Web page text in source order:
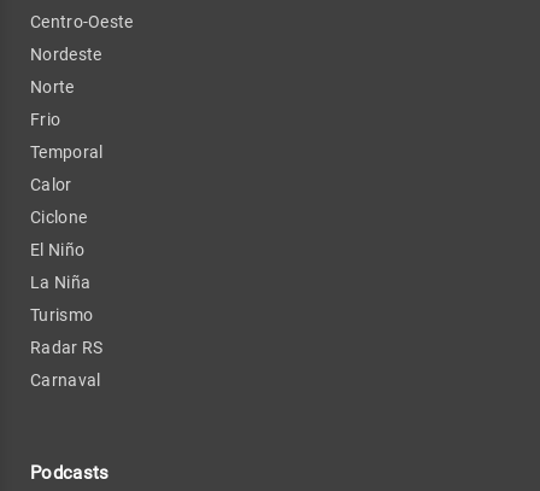
Centro-Oeste
Nordeste
Norte
Frio
Temporal
Calor
Ciclone
El Niño
La Niña
Turismo
Radar RS
Carnaval
Podcasts